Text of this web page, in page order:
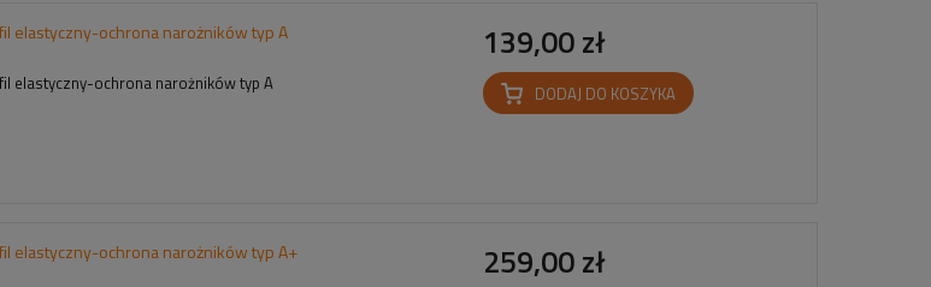
elastyczny-ochrona narożników typ A
elastyczny-ochrona narożników typ A
139,00 zł
DODAJ DO KOSZYKA
elastyczny-ochrona narożników typ A+ 259,00 zł